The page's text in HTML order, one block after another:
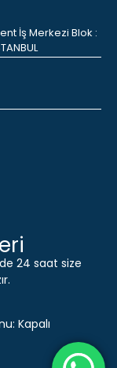
İş Merkezi Blok :
24 saat size
Kapalı